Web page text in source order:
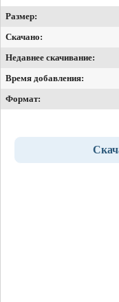
Размер:
Скачано:
Недавнее скачивание:
Время добавления:
Формат: